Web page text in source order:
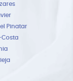
Pinatar